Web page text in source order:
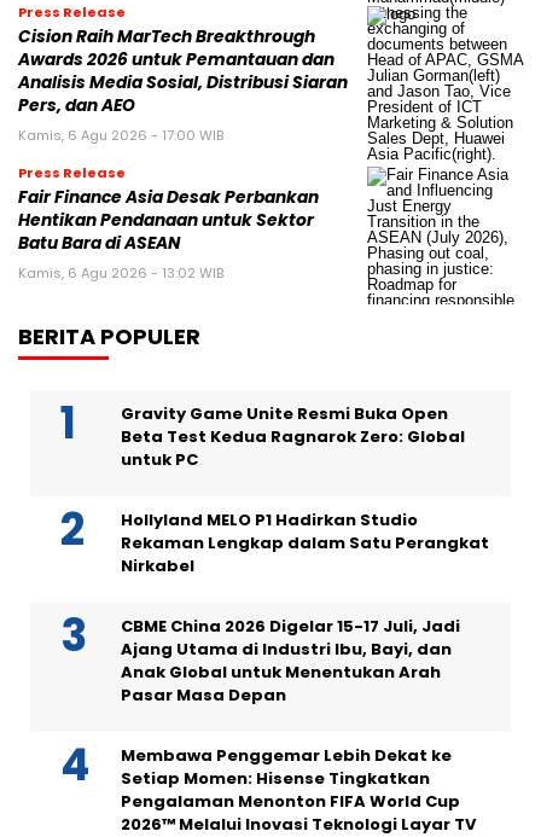
Press Release
Cision Raih MarTech Breakthrough
Awards 2026 untuk Pemantauan dan
Analisis Media Sosial, Distribusi Siaran
Pers, dan AEO
Kamis, 6 Agu 2026 - 17:00 WIB
Press Release
Fair Finance Asia Desak Perbankan
Hentikan Pendanaan untuk Sektor
Batu Bara di ASEAN
Kamis, 6 Agu 2026 - 13:02 WIB
BERITA POPULER
Gravity Game Unite Resmi Buka Open
Beta Test Kedua Ragnarok Zero: Global
untuk PC
Hollyland MELO P1 Hadirkan Studio
Rekaman Lengkap dalam Satu Perangkat
Nirkabel
CBME China 2026 Digelar 15-17 Juli, Jadi
Ajang Utama di Industri Ibu, Bayi, dan
Anak Global untuk Menentukan Arah
Pasar Masa Depan
Membawa Penggemar Lebih Dekat ke
Setiap Momen: Hisense Tingkatkan
Pengalaman Menonton FIFA World Cup
2026™ Melalui Inovasi Teknologi Layar TV